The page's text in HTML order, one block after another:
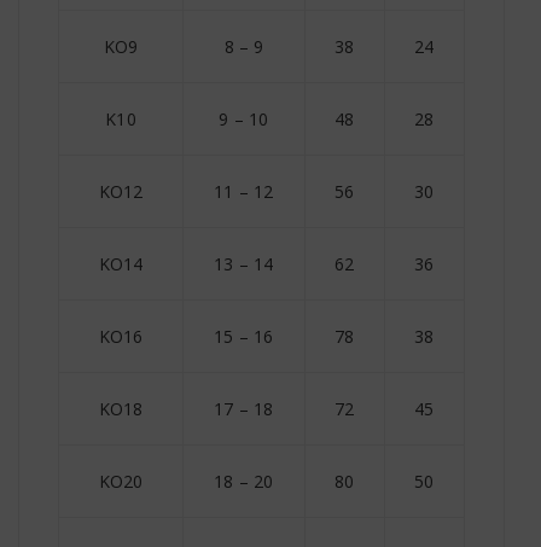
KO9 8 – 9 38 24
K10 9 – 10 48 28
KO12 11 – 12 56 30
KO14 13 – 14 62 36
KO16 15 – 16 78 38
KO18 17 – 18 72 45
KO20 18 – 20 80 50